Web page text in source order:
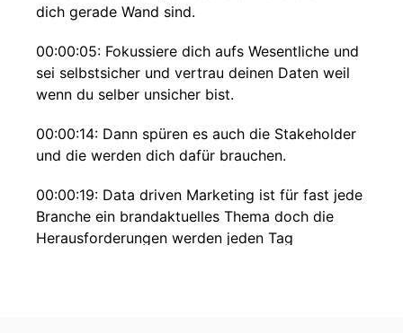
dich gerade Wand sind.
00:00:05: Fokussiere dich aufs Wesentliche und
sei selbstsicher und vertrau deinen Daten weil
wenn du selber unsicher bist.
00:00:14: Dann spüren es auch die Stakeholder
und die werden dich dafür brauchen.
00:00:19: Data driven Marketing ist für fast jede
Branche ein brandaktuelles Thema doch die
Herausforderungen werden jeden Tag